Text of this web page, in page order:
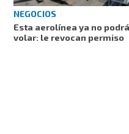
NEGOCIOS
Esta aerolínea ya no podrá
volar: le revocan permiso